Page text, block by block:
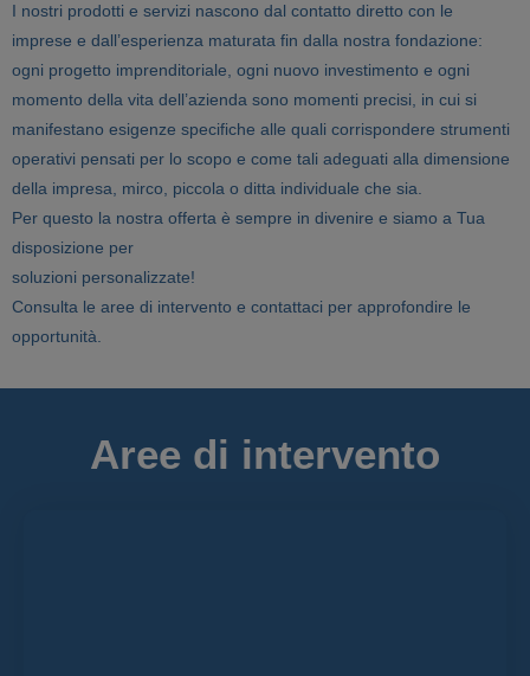
I nostri prodotti e servizi nascono dal contatto diretto con le
imprese e dall’esperienza maturata fin dalla nostra fondazione:
ogni progetto imprenditoriale, ogni nuovo investimento e ogni
momento della vita dell’azienda sono momenti precisi, in cui si
manifestano esigenze specifiche alle quali corrispondere strumenti
operativi pensati per lo scopo e come tali adeguati alla dimensione
della impresa, mirco, piccola o ditta individuale che sia.
Per questo la nostra offerta è sempre in divenire e siamo a Tua
disposizione per
soluzioni personalizzate!
Consulta le aree di intervento e contattaci per approfondire le
opportunità.
Aree di intervento